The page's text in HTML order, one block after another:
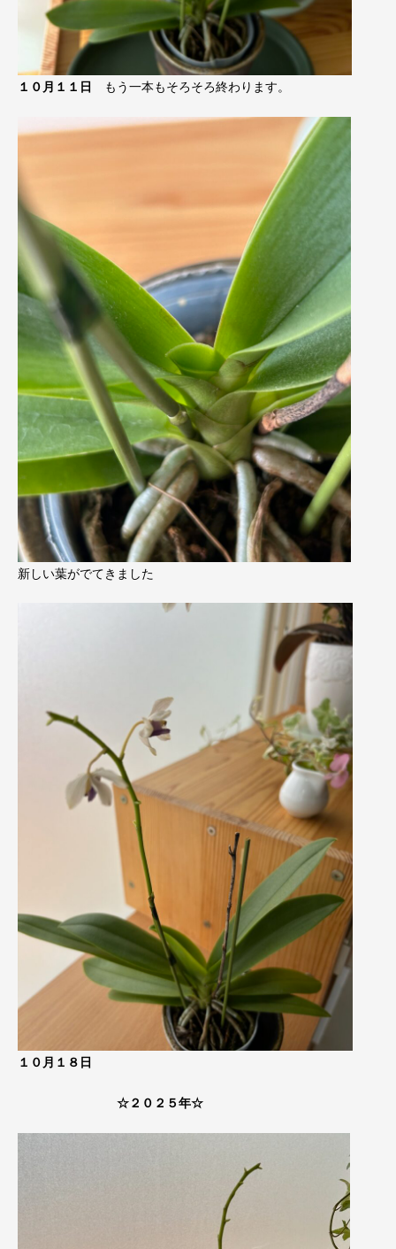
１０月１１日 もう一本もそろそろ終わります。
新しい葉がでてきました
１０月１８日
☆２０２５年☆